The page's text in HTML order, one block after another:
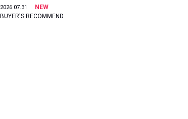
2026.07.31
NEW
BUYER'S RECOMMEND